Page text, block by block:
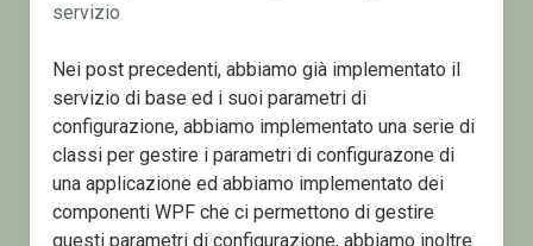
servizio
Nei post precedenti, abbiamo già implementato il
servizio di base ed i suoi parametri di
configurazione, abbiamo implementato una serie di
classi per gestire i parametri di configurazone di
una applicazione ed abbiamo implementato dei
componenti WPF che ci permettono di gestire
questi parametri di configurazione, abbiamo inoltre